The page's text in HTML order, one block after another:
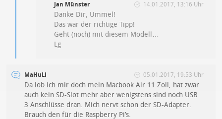
Jan Münster 14.01.2017, 13:16 Uhr
Danke Dir, Ummel!
Das war der richtige Tipp!
Geht (noch) mit diesem Modell…
Lg
MaHuLi 05.01.2017, 19:53 Uhr
Da lob ich mir doch mein Macbook Air 11 Zoll, hat zwar
auch kein SD-Slot mehr aber wenigstens sind noch USB
3 Anschlüsse dran. Mich nervt schon der SD-Adapter.
Brauch den für die Raspberry Pi’s.